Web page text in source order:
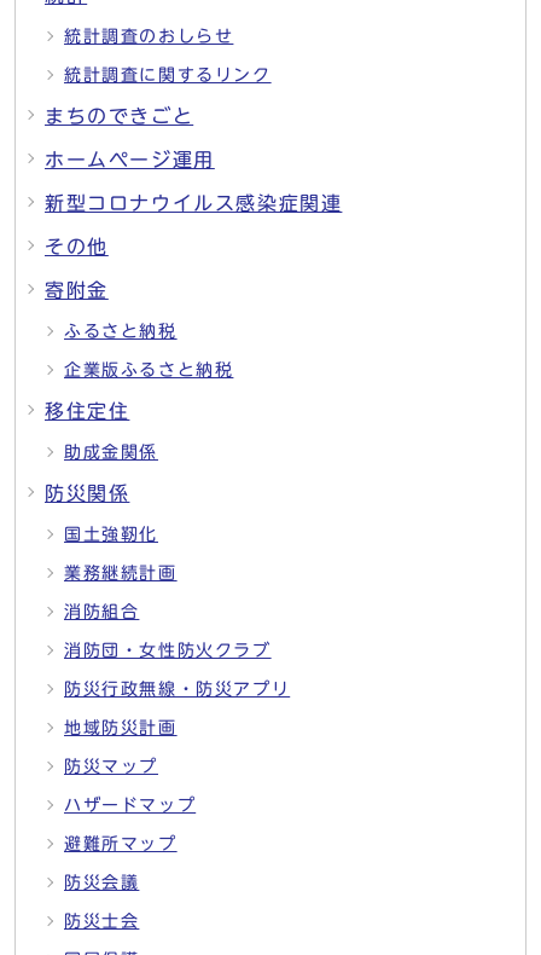
統計調査のおしらせ
統計調査に関するリンク
まちのできごと
ホームページ運用
新型コロナウイルス感染症関連
その他
寄附金
ふるさと納税
企業版ふるさと納税
移住定住
助成金関係
防災関係
国土強靭化
業務継続計画
消防組合
消防団・女性防火クラブ
防災行政無線・防災アプリ
地域防災計画
防災マップ
ハザードマップ
避難所マップ
防災会議
防災士会